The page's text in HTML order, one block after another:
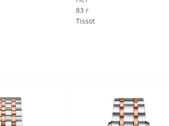
83 г
Tissot